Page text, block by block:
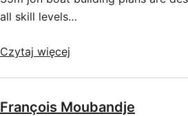
all skill levels…
Czytaj więcej
François Moubandje